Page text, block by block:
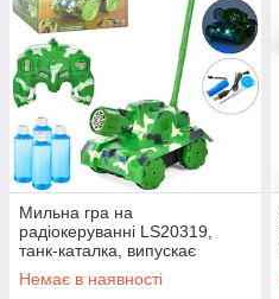
Мильна гра на
радіокеруванні LS20319,
танк-каталка, випускає
бульбашки, світло,
акумулятор
Немає в наявності